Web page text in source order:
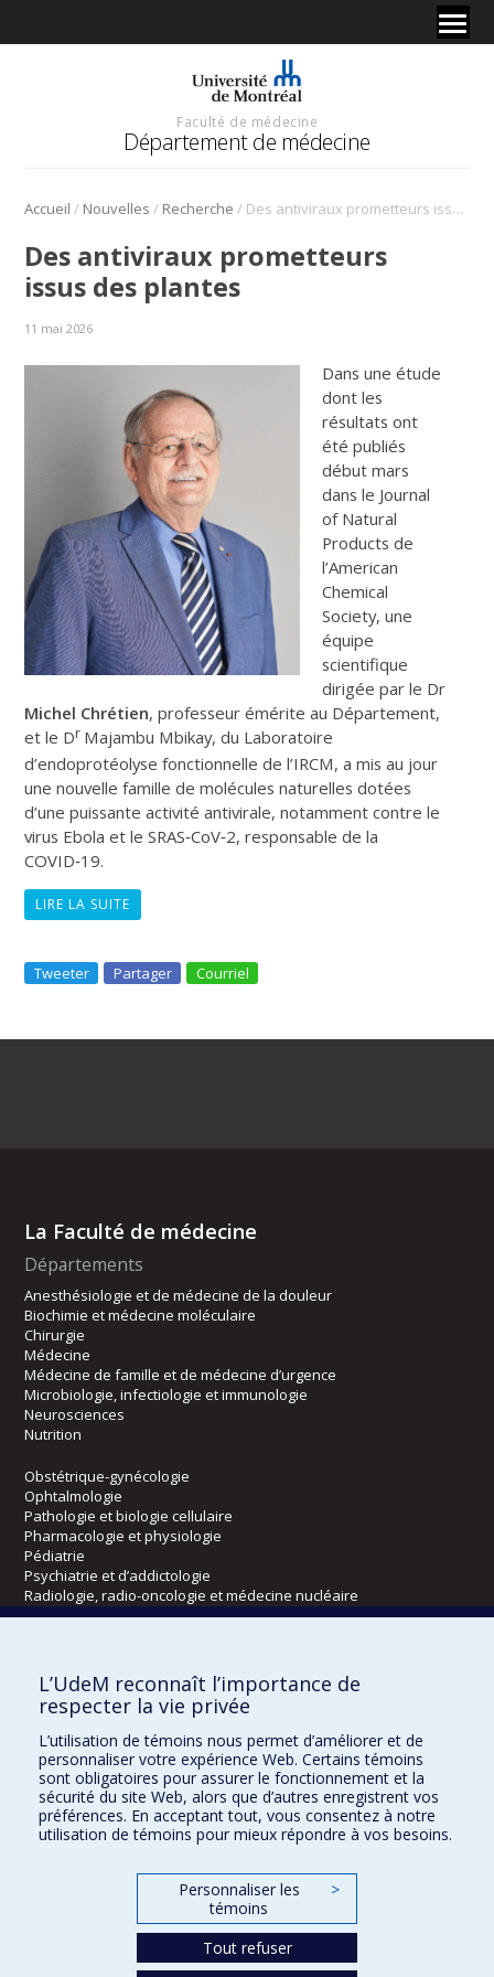
Faculté de médecine
Département de médecine
Accueil / Nouvelles / Recherche / Des antiviraux prometteurs issus des plantes
Des antiviraux prometteurs
issus des plantes
11 mai 2026
Dans une étude
dont les
résultats ont
été publiés
début mars
dans le Journal
of Natural
Products de
l’American
Chemical
Society, une
équipe
scientifique
dirigée par le Dr
Michel Chrétien, professeur émérite au Département,
et le Dr Majambu Mbikay, du Laboratoire
d’endoprotéolyse fonctionnelle de l’IRCM, a mis au jour
une nouvelle famille de molécules naturelles dotées
d’une puissante activité antivirale, notamment contre le
virus Ebola et le SRAS‑CoV‑2, responsable de la
COVID‑19.
LIRE LA SUITE
Tweeter Partager Courriel
La Faculté de médecine
Départements
Anesthésiologie et de médecine de la douleur
Biochimie et médecine moléculaire
Chirurgie
Médecine
Médecine de famille et de médecine d’urgence
Microbiologie, infectiologie et immunologie
Neurosciences
Nutrition
Obstétrique-gynécologie
Ophtalmologie
Pathologie et biologie cellulaire
Pharmacologie et physiologie
Pédiatrie
Psychiatrie et d’addictologie
Radiologie, radio-oncologie et médecine nucléaire
Kinésiologie et des sciences de l’activité physique
Orthophonie et audiologie
Réadaptation
Directions
DPC
CPASS
L’UdeM reconnaît l’importance de
respecter la vie privée
L’utilisation de témoins nous permet d’améliorer et de
personnaliser votre expérience Web. Certains témoins
sont obligatoires pour assurer le fonctionnement et la
sécurité du site Web, alors que d’autres enregistrent vos
préférences. En acceptant tout, vous consentez à notre
utilisation de témoins pour mieux répondre à vos besoins.
Personnaliser les
témoins
>
Tout refuser